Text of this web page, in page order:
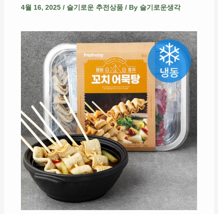
4월 16, 2025 / 슬기로운 추전상품/ By 슬기로운생각